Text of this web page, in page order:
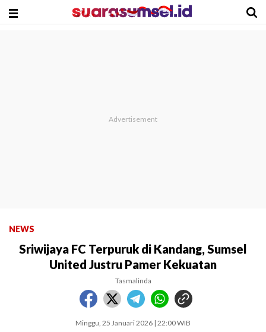
NEWS
Sriwijaya FC Terpuruk di Kandang, Sumsel
United Justru Pamer Kekuatan
Tasmalinda
Minggu, 25 Januari 2026 | 22:00 WIB